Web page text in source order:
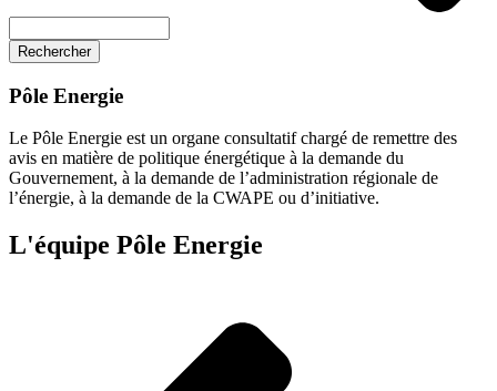
Pôle Energie
Le Pôle Energie est un organe consultatif chargé de remettre des
avis en matière de politique énergétique à la demande du
Gouvernement, à la demande de l’administration régionale de
l’énergie, à la demande de la CWAPE ou d’initiative.
L'équipe Pôle Energie